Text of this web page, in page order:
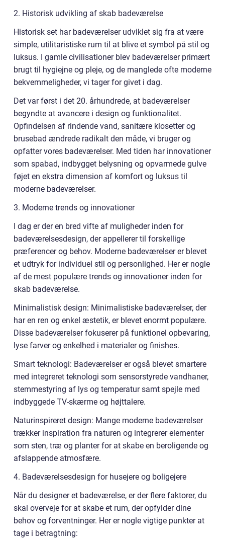
2. Historisk udvikling af skab badeværelse
Historisk set har badeværelser udviklet sig fra at være
simple, utilitaristiske rum til at blive et symbol på stil og
luksus. I gamle civilisationer blev badeværelser primært
brugt til hygiejne og pleje, og de manglede ofte moderne
bekvemmeligheder, vi tager for givet i dag.
Det var først i det 20. århundrede, at badeværelser
begyndte at avancere i design og funktionalitet.
Opfindelsen af rindende vand, sanitære klosetter og
brusebad ændrede radikalt den måde, vi bruger og
opfatter vores badeværelser. Med tiden har innovationer
som spabad, indbygget belysning og opvarmede gulve
føjet en ekstra dimension af komfort og luksus til
moderne badeværelser.
3. Moderne trends og innovationer
I dag er der en bred vifte af muligheder inden for
badeværelsesdesign, der appellerer til forskellige
præferencer og behov. Moderne badeværelser er blevet
et udtryk for individuel stil og personlighed. Her er nogle
af de mest populære trends og innovationer inden for
skab badeværelse.
Minimalistisk design: Minimalistiske badeværelser, der
har en ren og enkel æstetik, er blevet enormt populære.
Disse badeværelser fokuserer på funktionel opbevaring,
lyse farver og enkelhed i materialer og finishes.
Smart teknologi: Badeværelser er også blevet smartere
med integreret teknologi som sensorstyrede vandhaner,
stemmestyring af lys og temperatur samt spejle med
indbyggede TV-skærme og højttalere.
Naturinspireret design: Mange moderne badeværelser
trækker inspiration fra naturen og integrerer elementer
som sten, træ og planter for at skabe en beroligende og
afslappende atmosfære.
4. Badeværelsesdesign for husejere og boligejere
Når du designer et badeværelse, er der flere faktorer, du
skal overveje for at skabe et rum, der opfylder dine
behov og forventninger. Her er nogle vigtige punkter at
tage i betragtning: